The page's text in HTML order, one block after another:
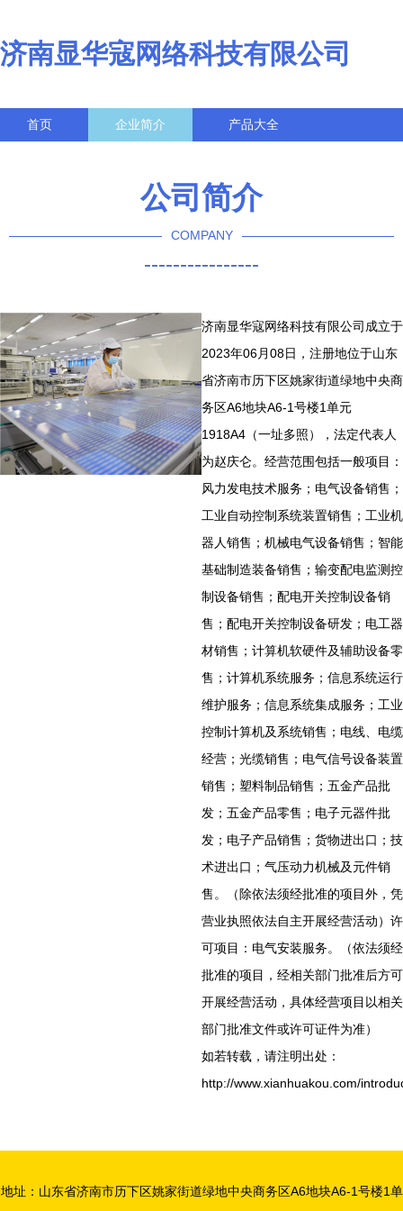
济南显华寇网络科技有限公司
首页 企业简介 产品大全
公司简介
COMPANY
----------------
济南显华寇网络科技有限公司成立于
2023年06月08日，注册地位于山东
省济南市历下区姚家街道绿地中央商
务区A6地块A6-1号楼1单元
1918A4（一址多照），法定代表人
为赵庆仑。经营范围包括一般项目：
风力发电技术服务；电气设备销售；
工业自动控制系统装置销售；工业机
器人销售；机械电气设备销售；智能
基础制造装备销售；输变配电监测控
制设备销售；配电开关控制设备销
售；配电开关控制设备研发；电工器
材销售；计算机软硬件及辅助设备零
售；计算机系统服务；信息系统运行
维护服务；信息系统集成服务；工业
控制计算机及系统销售；电线、电缆
经营；光缆销售；电气信号设备装置
销售；塑料制品销售；五金产品批
发；五金产品零售；电子元器件批
发；电子产品销售；货物进出口；技
术进出口；气压动力机械及元件销
售。（除依法须经批准的项目外，凭
营业执照依法自主开展经营活动）许
可项目：电气安装服务。（依法须经
批准的项目，经相关部门批准后方可
开展经营活动，具体经营项目以相关
部门批准文件或许可证件为准）
如若转载，请注明出处：
http://www.xianhuakou.com/
地址：山东省济南市历下区姚家街道绿地中央商务区A6地块A6-1号楼1单